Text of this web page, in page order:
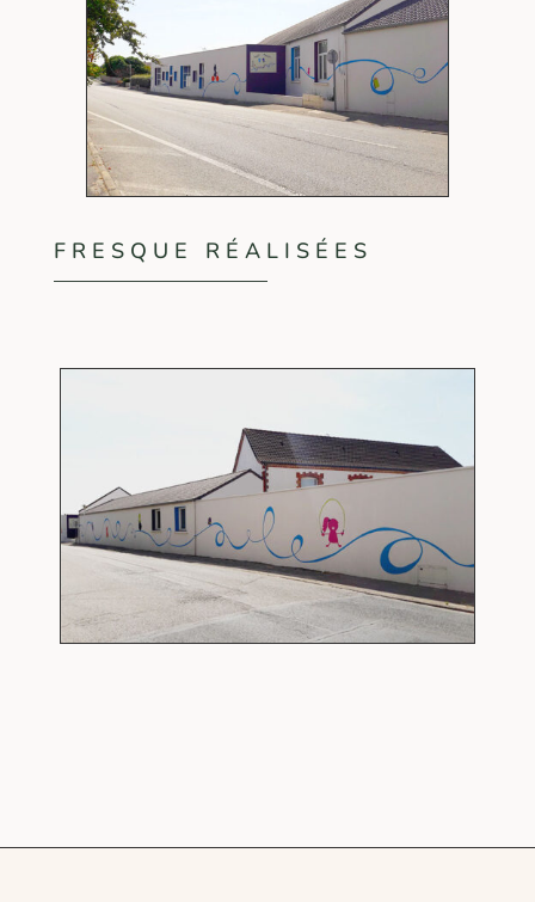
FRESQUE RÉALISÉES